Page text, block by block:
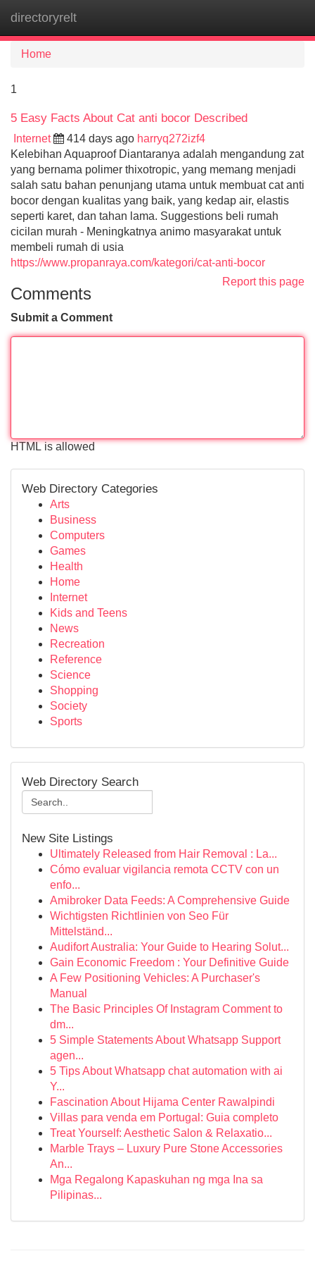
directoryrelt
Home
1
5 Easy Facts About Cat anti bocor Described
Internet 414 days ago harryq272izf4
Kelebihan Aquaproof Diantaranya adalah mengandung zat
yang bernama polimer thixotropic, yang memang menjadi
salah satu bahan penunjang utama untuk membuat cat anti
bocor dengan kualitas yang baik, yang kedap air, elastis
seperti karet, dan tahan lama. Suggestions beli rumah
cicilan murah - Meningkatnya animo masyarakat untuk
membeli rumah di usia
https://www.propanraya.com/kategori/cat-anti-bocor
Report this page
Comments
Submit a Comment
HTML is allowed
Web Directory Categories
Arts
Business
Computers
Games
Health
Home
Internet
Kids and Teens
News
Recreation
Reference
Science
Shopping
Society
Sports
Web Directory Search
New Site Listings
Ultimately Released from Hair Removal : La...
Cómo evaluar vigilancia remota CCTV con un
enfo...
Amibroker Data Feeds: A Comprehensive Guide
Wichtigsten Richtlinien von Seo Für
Mittelständ...
Audifort Australia: Your Guide to Hearing Solut...
Gain Economic Freedom : Your Definitive Guide
A Few Positioning Vehicles: A Purchaser's
Manual
The Basic Principles Of Instagram Comment to
dm...
5 Simple Statements About Whatsapp Support
agen...
5 Tips About Whatsapp chat automation with ai
Y...
Fascination About Hijama Center Rawalpindi
Villas para venda em Portugal: Guia completo
Treat Yourself: Aesthetic Salon & Relaxatio...
Marble Trays – Luxury Pure Stone Accessories
An...
Mga Regalong Kapaskuhan ng mga Ina sa
Pilipinas...